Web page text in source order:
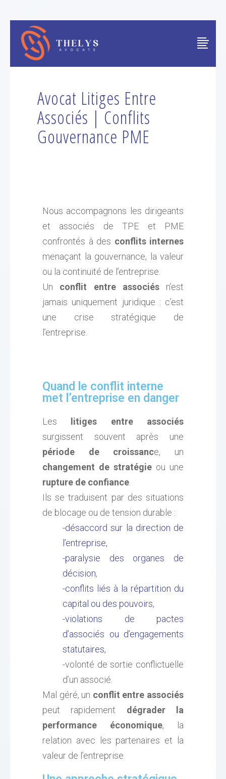
Avocat Litiges Entre
Associés | Conflits
Gouvernance PME
Nous accompagnons les dirigeants
et associés de TPE et PME
confrontés à des conflits internes
menaçant la gouvernance, la valeur
ou la continuité de l’entreprise.
Un conflit entre associésn’est
jamais uniquement juridique : c’est
une crise stratégique de
l’entreprise.
Quand le conflit interne
met l’entreprise en danger
Les
litiges entre associés
surgissent souvent après une
période de croissance, un
changement de stratégie ou une
rupture de confiance
Ils se traduisent par des situations
de blocage ou de tension durable :
-désaccord sur la direction de
l’entreprise,
-paralysie des organes de
décision,
-conflits liés à la répartition du
capital ou des pouvoirs,
-violations de pactes
d’associés ou d’engagements
statutaires,
-volonté de sortie conflictuelle
d’un associé.
Mal géré, un conflit entre associés
peut rapidement dégrader la
performance économique, la
relation avec les partenaires et la
valeur de l’entreprise.